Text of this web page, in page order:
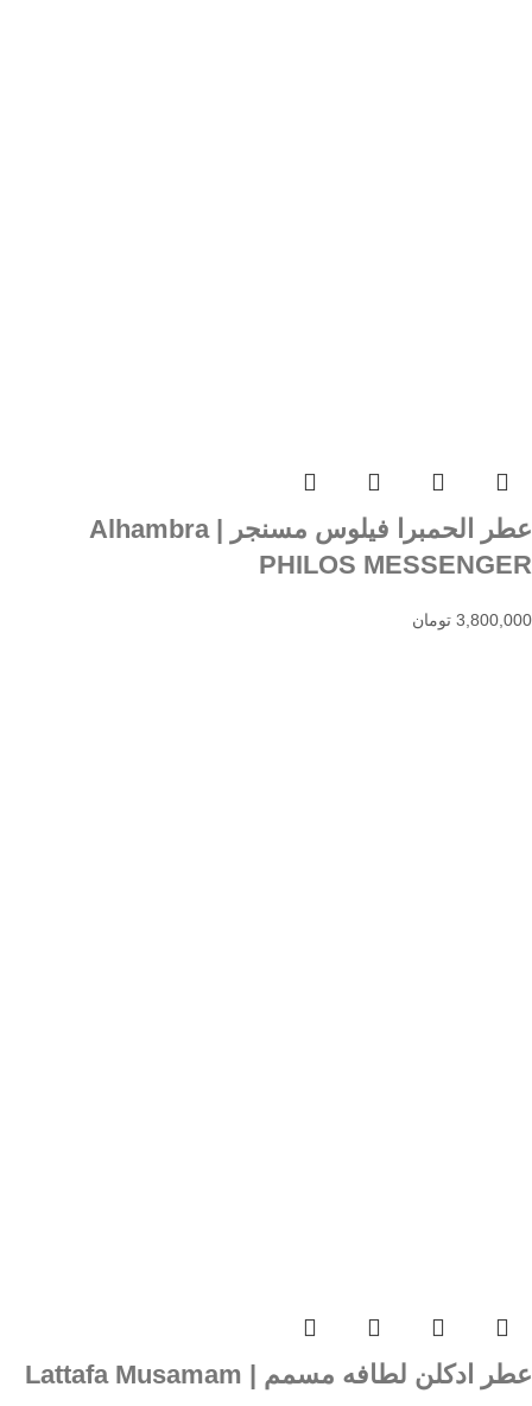
عطر الحمبرا فیلوس مسنجر | Alhambra
PHILOS MESSENGER
3,800,000 تومان
عطر ادکلن لطافه مسمم | Lattafa Musamam